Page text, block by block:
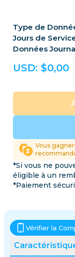
Type de
Jours de
Données
USD: $0,00
Vous
*Si vous ne
éligible à un
*Paiement
Vérifier la